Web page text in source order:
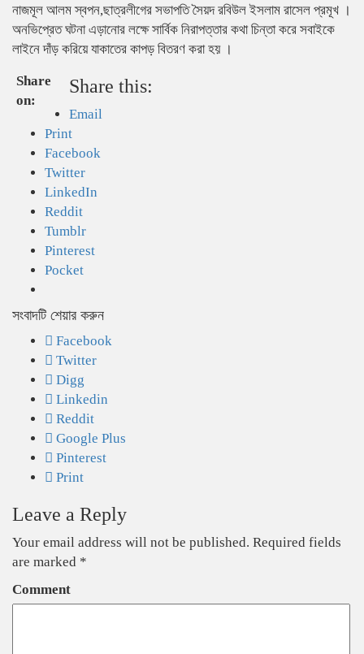
নাজমূল আলম স্বপন,ছাত্রলীগের সভাপতি সৈয়দ রবিউল ইসলাম রাসেল প্রমূখ ।
অনভিপ্রেত ঘটনা এড়ানোর লক্ষে সার্বিক নিরাপত্তার কথা চিন্তা করে সবাইকে
লাইনে দাঁড় করিয়ে যাকাতের কাপড় বিতরণ করা হয় ।
Share
on:
Share this:
Email
Print
Facebook
Twitter
LinkedIn
Reddit
Tumblr
Pinterest
Pocket
সংবাদটি শেয়ার করুন
Facebook
Twitter
Digg
Linkedin
Reddit
Google Plus
Pinterest
Print
Leave a Reply
Your email address will not be published. Required fields
are marked *
Comment